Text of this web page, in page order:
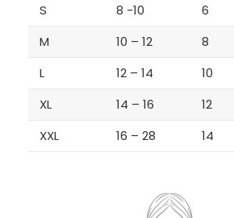
S
8 -10 6
M
10 – 12 8
L
12 – 14 10
XL
14 – 16 12
XXL
16 – 28 14